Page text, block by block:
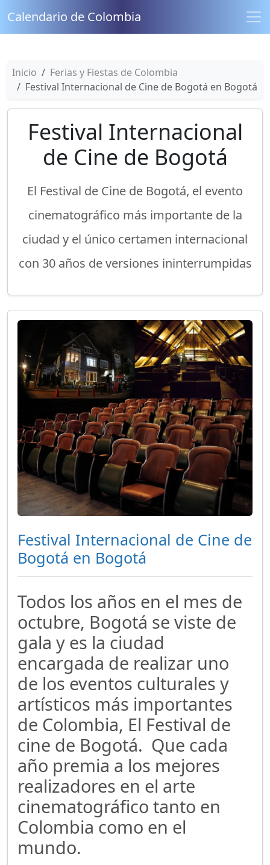
Calendario de Colombia
Inicio
Ferias y Fiestas de Colombia
Festival Internacional de Cine de Bogotá en Bogotá
Festival Internacional
de Cine de Bogotá
El Festival de Cine de Bogotá, el evento
cinematográfico más importante de la
ciudad y el único certamen internacional
con 30 años de versiones ininterrumpidas
Festival Internacional de Cine de
Bogotá en Bogotá
Todos los años en el mes de
octubre, Bogotá se viste de
gala y es la ciudad
encargada de realizar uno
de los eventos culturales y
artísticos más importantes
de Colombia, El Festival de
cine de Bogotá. Que cada
año premia a los mejores
realizadores en el arte
cinematográfico tanto en
Colombia como en el
mundo.